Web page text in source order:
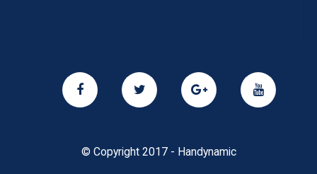
© Copyright 2017 - Handynamic